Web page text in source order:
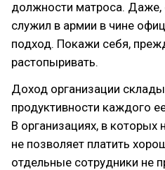
должности матроса. Даже,
служил в армии в чине
подход. Покажи себя,
растопыривать.
Доход организации
продуктивности каждого
В организациях, в которых
не позволяет платить
отдельные сотрудники не